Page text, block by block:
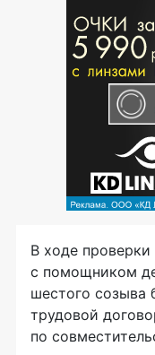
В ходе проверки
с помощником
шестого созыва
трудовой
по